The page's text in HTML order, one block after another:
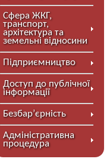
Сфера ЖКГ,
транспорт,
архітектура та
земельні відносини
Підприємництво
Доступ до публічної
інформації
Безбар’єрність
Адміністративна
процедура